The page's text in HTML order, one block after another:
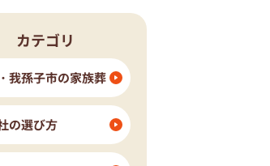
市
斎場
カテゴリ
我孫子市の家族葬
の選び方